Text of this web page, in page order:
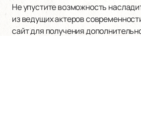
Не упустите возможность
из ведущих актеров
сайт для получения